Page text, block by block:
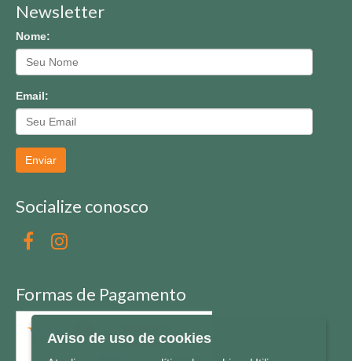
Newsletter
Nome:
Email:
Enviar
Socialize conosco
Formas de Pagamento
Aviso de uso de cookies